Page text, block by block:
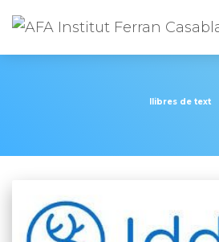
llibres de text